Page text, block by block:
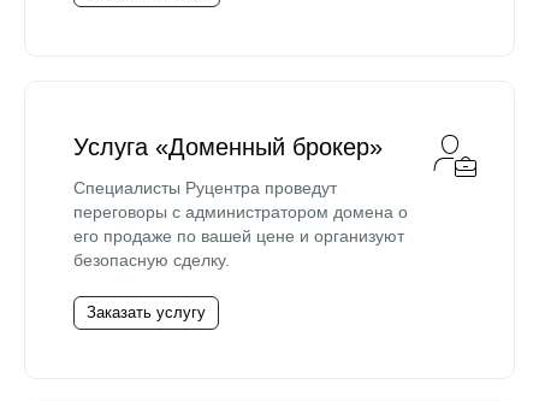
Услуга «Доменный брокер»
Специалисты Руцентра проведут
переговоры с администратором домена о
его продаже по вашей цене и организуют
безопасную сделку.
Заказать услугу